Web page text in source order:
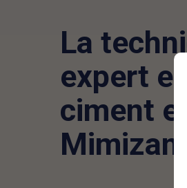
La
expert
ciment
Mimizan